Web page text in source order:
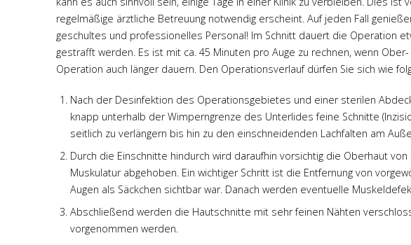
regelmäßige ärztliche Betreuung notwendig erscheint. Auf jeden Fall
geschultes und professionelles Personal! Im Schnitt dauert die Operation
gestrafft werden. Es ist mit ca. 45 Minuten pro Auge zu rechnen, wenn
Operation auch länger dauern. Den Operationsverlauf dürfen Sie sich wie
Nach der Desinfektion des Operationsgebietes und einer sterilen
knapp unterhalb der Wimperngrenze des Unterlides feine Schnitte
seitlich zu verlängern bis hin zu den einschneidenden Lachfalten am
Durch die Einschnitte hindurch wird daraufhin vorsichtig die Oberhaut
Muskulatur abgehoben. Ein wichtiger Schritt ist die Entfernung von
Augen als Säckchen sichtbar war. Danach werden eventuelle
Abschließend werden die Hautschnitte mit sehr feinen Nähten
vorgenommen werden.